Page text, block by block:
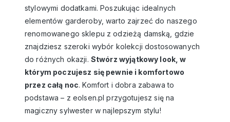
stylowymi dodatkami. Poszukując idealnych
elementów garderoby, warto zajrzeć do naszego
renomowanego sklepu z odzieżą damską , gdzie
znajdziesz szeroki wybór kolekcji dostosowanych
do różnych okazji. Stwórz wyjątkowy look, w
którym poczujesz się pewnie i komfortowo
przez całą noc. Komfort i dobra zabawa to
podstawa – z eolsen.pl przygotujesz się na
magiczny sylwester w najlepszym stylu!